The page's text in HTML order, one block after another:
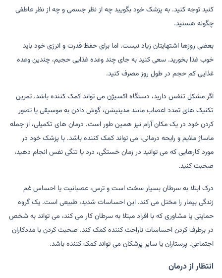
کنید توجه کنید. به پزشک خود بگویید چه از نظر جسمی و چه از نظر عاطفی
چگونه هستید.
بعضی روزها اشتهایتان زیاد نیست. اما برای حفظ قدرت و انرژی خود باید
خوب غذا بخورید. سعی کنید به جای چند وعده غذایی حجیم، چندین وعده
غذایی کم حجم در طول روز مصرف کنید.
اگر مشکل تنفس دارید، دستگاه اکسیژن می تواند کمک کننده باشد. تمرین
تکنیک های تمدد اعصاب مانند مدیتیشن، گوش دادن به موسیقی یا تصور
کردن خود در یک مکان آرام نیز همین طور است. درمان های تکمیلی، از جمله
ماساژ ملایم و رایحه درمانی، می تواند کمک کننده باشد. با پزشک خود در
مورد کارهایی که می توانید در زمان خستگی، درد یا تنگی نفس انجام دهید،
صحبت کنید.
درک ابتلا به سرطان بسیار سخت است و ترس، عصبانیت یا احساس غم
زندگی بیمار را مختل می کند. این احساسات شدید، طبیعی است. یک گروه
حمایتی یا مشاوری که با افراد مبتلا به سرطان کار می کند، می تواند به شخص
در برطرف کردن احساسات ناراحت کننده کمک کند. صحبت کردن با مددکاران
اجتماعی، پرستاران یا سایر پزشکان می تواند کمک کننده باشد.
انتظار از درمان